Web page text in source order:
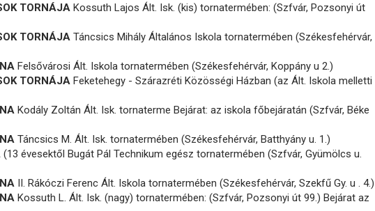
TORNÁJA Kossuth Lajos Ált. Isk. (kis) tornatermében: (Szfvár, Pozsonyi út
TORNÁJA Táncsics Mihály Általános Iskola tornatermében (Székesfehérvár,
Felsővárosi Ált. Iskola tornatermében (Székesfehérvár, Koppány u 2.)
TORNÁJA Feketehegy - Szárazréti Közösségi Házban (az Ált. Iskola melletti
Kodály Zoltán Ált. Isk. tornaterme Bejárat: az iskola főbejáratán (Szfvár, Béke
Táncsics M. Ált. Isk. tornatermében (Székesfehérvár, Batthyány u. 1.)
(13 évesektől Bugát Pál Technikum egész tornatermében (Szfvár, Gyümölcs u.
II. Rákóczi Ferenc Ált. Iskola tornatermében (Székesfehérvár, Szekfű Gy. u . 4.)
Kossuth L. Ált. Isk. (nagy) tornatermében: (Szfvár, Pozsonyi út 99.) Bejárat az